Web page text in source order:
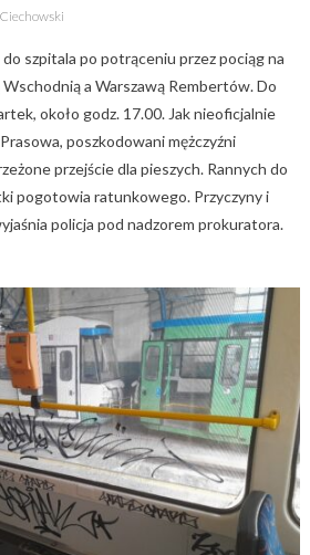
szpitala po potrąceniu przez pociąg na
a Warszawą Rembertów. Do
około godz. 17.00. Jak nieoficjalnie
poszkodowani mężczyźni
przejście dla pieszych. Rannych do
pogotowia ratunkowego. Przyczyny i
policja pod nadzorem prokuratora.